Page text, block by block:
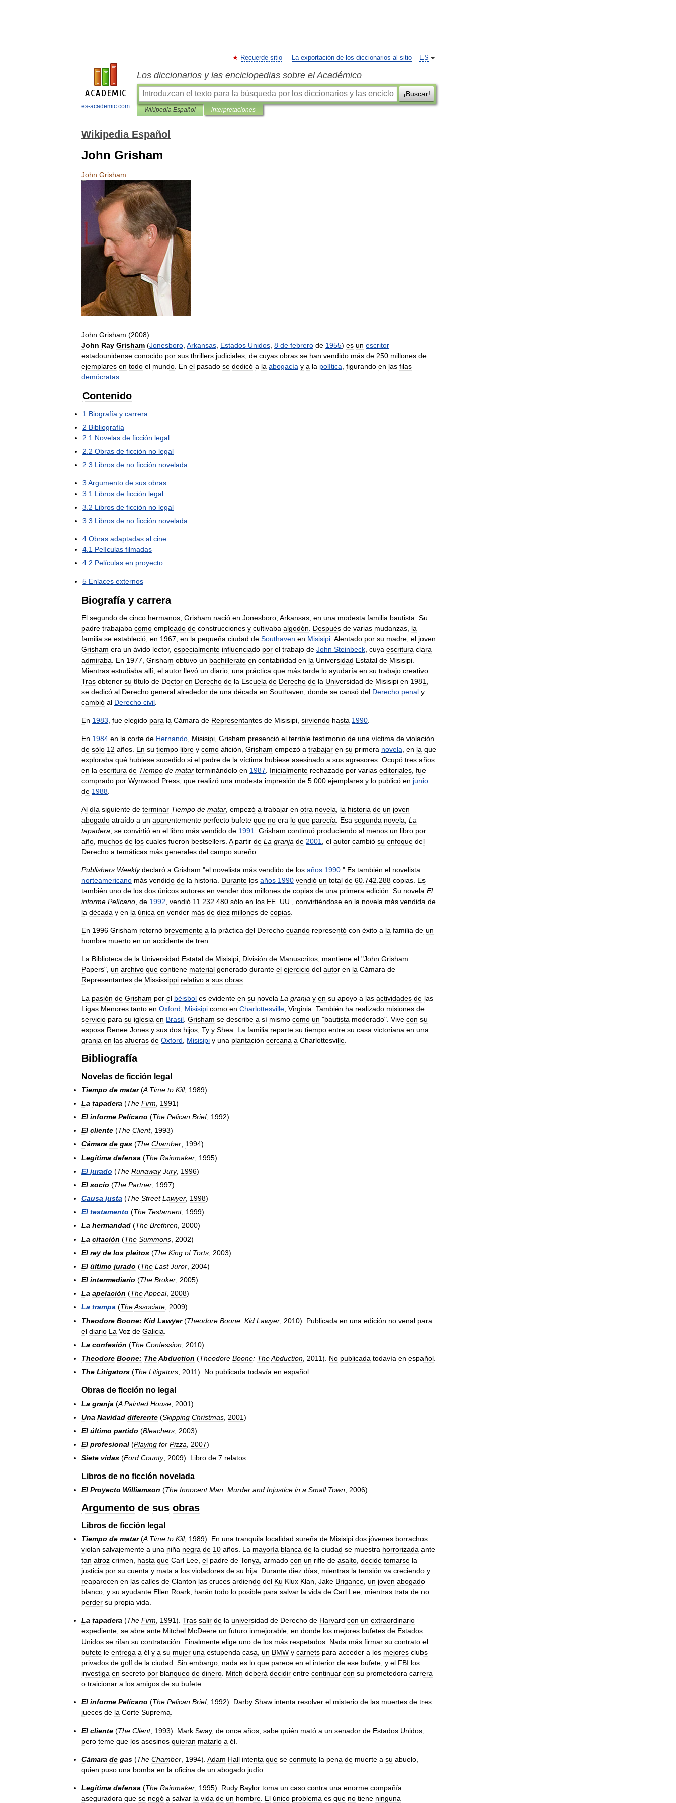
es-academic.com
ES
Recuerde sitio La exportación de los diccionarios al sitio
Los diccionarios y las enciclopedias sobre el Académico
¡Buscar!
Wikipedia Español interpretaciones
Wikipedia Español
John Grisham
John Grisham
John Grisham (2008).
John Ray Grisham (Jonesboro Arkansas Estados Unidos 8 de febrero de 1955) es un escritor
estadounidense conocido por sus thrillers judiciales de cuyas obras se han vendido más de 250 millones de
ejemplares en todo el mundo En el pasado se dedicó a la abogacía y a la política figurando en las filas
demócratas
Contenido
1 Biografía y carrera
2 Bibliografía
2 1 Novelas de ficción legal
2 2 Obras de ficción no legal
2 3 Libros de no ficción novelada
3 Argumento de sus obras
3 1 Libros de ficción legal
3 2 Libros de ficción no legal
3 3 Libros de no ficción novelada
4 Obras adaptadas al cine
4 1 Películas filmadas
4 2 Películas en proyecto
5 Enlaces externos
Biografía y carrera
El segundo de cinco hermanos Grisham nació en Jonesboro Arkansas en una modesta familia bautista Su
padre trabajaba como empleado de construcciones y cultivaba algodón Después de varias mudanzas la
familia se estableció en 1967 en la pequeña ciudad de Southaven en Misisipi Alentado por su madre el joven
Grisham era un ávido lector, especialmente influenciado por el trabajo de John Steinbeck cuya escritura clara
admiraba
En 1977 Grisham obtuvo un bachillerato en contabilidad en la Universidad Estatal de Misisipi
Mientras estudiaba allí el autor llevó un diario una práctica que más tarde lo ayudaría en su trabajo creativo
Tras obtener su título de Doctor en Derecho de la Escuela de Derecho de la Universidad de Misisipi en 1981
se dedicó al Derecho general alrededor de una década en Southaven donde se cansó del Derecho penal y
cambió al Derecho civil
En 1983 fue elegido para la Cámara de Representantes de Misisipi sirviendo hasta 1990
En 1984 en la corte de Hernando Misisipi Grisham presenció el terrible testimonio de una víctima de violación
de sólo 12 años En su tiempo libre y como afición Grisham empezó a trabajar en su primera novela en la que
exploraba qué hubiese sucedido si el padre de la víctima hubiese asesinado a sus agresores Ocupó tres años
en la escritura de Tiempo de matar terminándolo en 1987 Inicialmente rechazado por varias editoriales fue
comprado por Wynwood Press que realizó una modesta impresión de 5 000 ejemplares y lo publicó en junio
de 1988
Al día siguiente de terminar Tiempo de matar empezó a trabajar en otra novela la historia de un joven
abogado atraído a un aparentemente perfecto bufete que no era lo que parecía Esa segunda novela La
tapadera se convirtió en el libro más vendido de 1991 Grisham continuó produciendo al menos un libro por
año muchos de los cuales fueron bestsellers A partir de La granja de 2001 el autor cambió su enfoque del
Derecho a temáticas más generales del campo sureño
Publishers Weekly declaró a Grisham "el novelista más vendido de los años 1990 ." Es también el novelista
norteamericano más vendido de la historia Durante los años 1990 vendió un total de 60 742 288 copias Es
también uno de los dos únicos autores en vender dos millones de copias de una primera edición Su novela El
informe Pelícano de 1992 vendió 11 232 480 sólo en los EE UU convirtiéndose en la novela más vendida de
la década y en la única en vender más de diez millones de copias
En 1996 Grisham retornó brevemente a la práctica del Derecho cuando representó con éxito a la familia de un
hombre muerto en un accidente de tren
La Biblioteca de la Universidad Estatal de Misisipi División de Manuscritos mantiene el "John Grisham
Papers", un archivo que contiene material generado durante el ejercicio del autor en la Cámara de
Representantes de Mississippi relativo a sus obras
La pasión de Grisham por el béisbol es evidente en su novela La granja y en su apoyo a las actividades de las
Ligas Menores tanto en Oxford Misisipi como en Charlottesville Virginia También ha realizado misiones de
servicio para su iglesia en Brasil Grisham se describe a sí mismo como un "bautista moderado". Vive con su
esposa Renee Jones y sus dos hijos Ty y Shea La familia reparte su tiempo entre su casa victoriana en una
granja en las afueras de Oxford Misisipi y una plantación cercana a Charlottesville
Bibliografía
Novelas de ficción legal
Tiempo de matar(A Time to Kill, 1989)
La tapadera (The Firm 1991)
El informe Pelícano (The Pelican Brief, 1992)
El cliente (The Client, 1993)
Cámara de gas (The Chamber 1994)
Legítima defensa (The Rainmaker 1995)
El jurado (The Runaway Jury, 1996)
El socio (The Partner 1997)
Causa justa (The Street Lawyer 1998)
El testamento (The Testament, 1999)
La hermandad (The Brethren 2000)
La citación (The Summons 2002)
El rey de los pleitos (The King of Torts 2003)
El último jurado (The Last Juror 2004)
El intermediario (The Broker 2005)
La apelación (TheAppeal, 2008)
La trampa (TheAssociate 2009)
Theodore Boone: Kid Lawyer(Theodore Boone: Kid Lawyer 2010). Publicada en una edición no venal para
el diario La Voz de Galicia
La confesión (The Confession 2010)
Theodore Boone: TheAbduction (Theodore Boone: TheAbduction 2011). No publicada todavía en español
The Litigators (The Litigators 2011). No publicada todavía en español
Obras de ficción no legal
La granja (A Painted House 2001)
Una Navidad diferente (Skipping Christmas 2001)
El último partido (Bleachers 2003)
El profesional (Playing for Pizza 2007)
Siete vidas (Ford County, 2009). Libro de 7 relatos
Libros de no ficción novelada
El Proyecto Williamson (The Innocent Man: Murder and Injustice in a Small Town 2006)
Argumento de sus obras
Libros de ficción legal
Tiempo de matar(A Time to Kill, 1989). En una tranquila localidad sureña de Misisipi dos jóvenes borrachos
violan salvajemente a una niña negra de 10 años La mayoría blanca de la ciudad se muestra horrorizada ante
tan atroz crimen hasta que Carl Lee el padre de Tonya armado con un rifle de asalto decide tomarse la
justicia por su cuenta y mata a los violadores de su hija Durante diez días mientras la tensión va creciendo y
reaparecen en las calles de Clanton las cruces ardiendo del Ku Klux Klan Jake Brigance un joven abogado
blanco y su ayudante Ellen Roark harán todo lo posible para salvar la vida de Carl Lee mientras trata de no
perder su propia vida
La tapadera (The Firm 1991). Tras salir de la universidad de Derecho de Harvard con un extraordinario
expediente se abre ante Mitchel McDeere un futuro inmejorable en donde los mejores bufetes de Estados
Unidos se rifan su contratación Finalmente elige uno de los más respetados Nada más firmar su contrato el
bufete le entrega a él y a su mujer una estupenda casa un BMW y carnets para acceder a los mejores clubs
privados de golf de la ciudad Sin embargo nada es lo que parece en el interior de ese bufete y el FBI los
investiga en secreto por blanqueo de dinero Mitch deberá decidir entre continuar con su prometedora carrera
o traicionar a los amigos de su bufete
El informe Pelícano (The Pelican Brief, 1992). Darby Shaw intenta resolver el misterio de las muertes de tres
jueces de la Corte Suprema
El cliente (The Client, 1993). Mark Sway, de once años sabe quién mató a un senador de Estados Unidos
pero teme que los asesinos quieran matarlo a él
Cámara de gas (The Chamber 1994). Adam Hall intenta que se conmute la pena de muerte a su abuelo
quien puso una bomba en la oficina de un abogado judío
Legítima defensa (The Rainmaker 1995). Rudy Baylor toma un caso contra una enorme compañía
aseguradora que se negó a salvar la vida de un hombre El único problema es que no tiene ninguna